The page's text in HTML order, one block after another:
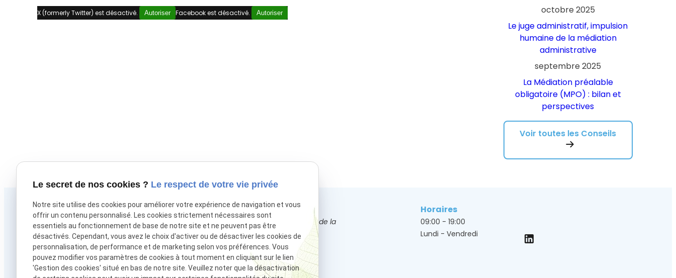
X (formerly Twitter) est désactivé. Autoriser Facebook est désactivé. Autoriser
octobre 2025
Le juge administratif, impulsion
humaine de la médiation
administrative
septembre 2025
La Médiation préalable
obligatoire (MPO) : bilan et
perspectives
Voir toutes les Conseils
Téléphone
01 88 24 54 92
Adresse
50 Bis Avenue de la
grande Armée
75017 Paris
Horaires
09:00 - 19:00
Lundi - Vendredi
Le secret de nos cookies ? Le respect de votre vie privée
Notre site utilise des cookies pour améliorer votre expérience de navigation et vous
offrir un contenu personnalisé. Les cookies strictement nécessaires sont
essentiels au fonctionnement de base de notre site et ne peuvent pas être
désactivés. Cependant, vous avez le choix d'activer ou de désactiver les cookies de
personnalisation, de performance et de marketing selon vos préférences. Vous
pouvez modifier vos paramètres de cookies à tout moment en cliquant sur le lien
'Gestion des cookies' situé en bas de notre site. Veuillez noter que la désactivation